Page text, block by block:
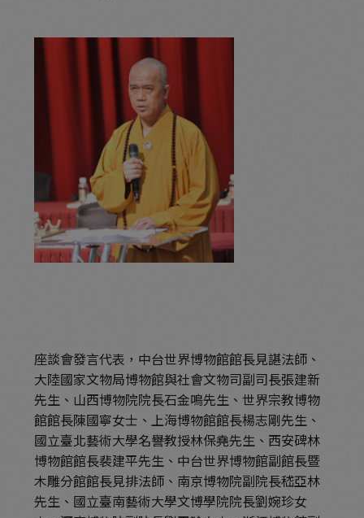
座談會發言代表，中台世界博物館館長見諶法師、
大陸國家文物局博物館與社會文物司副司長張建新
先生、山西博物院院長石金鳴先生、世界宗教博物
館館長陳國寧女士、上海博物館館長楊志剛先生、
國立臺北藝術大學名譽教授林保堯先生、西安碑林
博物館館長裴建平先生、中台世界博物館副館長暨
木雕分館館長見排法師、南京博物院副院長嵇亞林
先生、國立臺南藝術大學文博學院院長劉婉珍女